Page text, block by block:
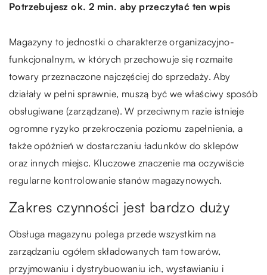
Potrzebujesz ok. 2 min. aby przeczytać ten wpis
Magazyny to jednostki o charakterze organizacyjno-
funkcjonalnym, w których przechowuje się rozmaite
towary przeznaczone najczęściej do sprzedaży. Aby
działały w pełni sprawnie, muszą być we właściwy sposób
obsługiwane (zarządzane). W przeciwnym razie istnieje
ogromne ryzyko przekroczenia poziomu zapełnienia, a
także opóźnień w dostarczaniu ładunków do sklepów
oraz innych miejsc. Kluczowe znaczenie ma oczywiście
regularne kontrolowanie stanów magazynowych.
Zakres czynności jest bardzo duży
Obsługa magazynu polega przede wszystkim na
zarządzaniu ogółem składowanych tam towarów,
przyjmowaniu i dystrybuowaniu ich, wystawianiu i